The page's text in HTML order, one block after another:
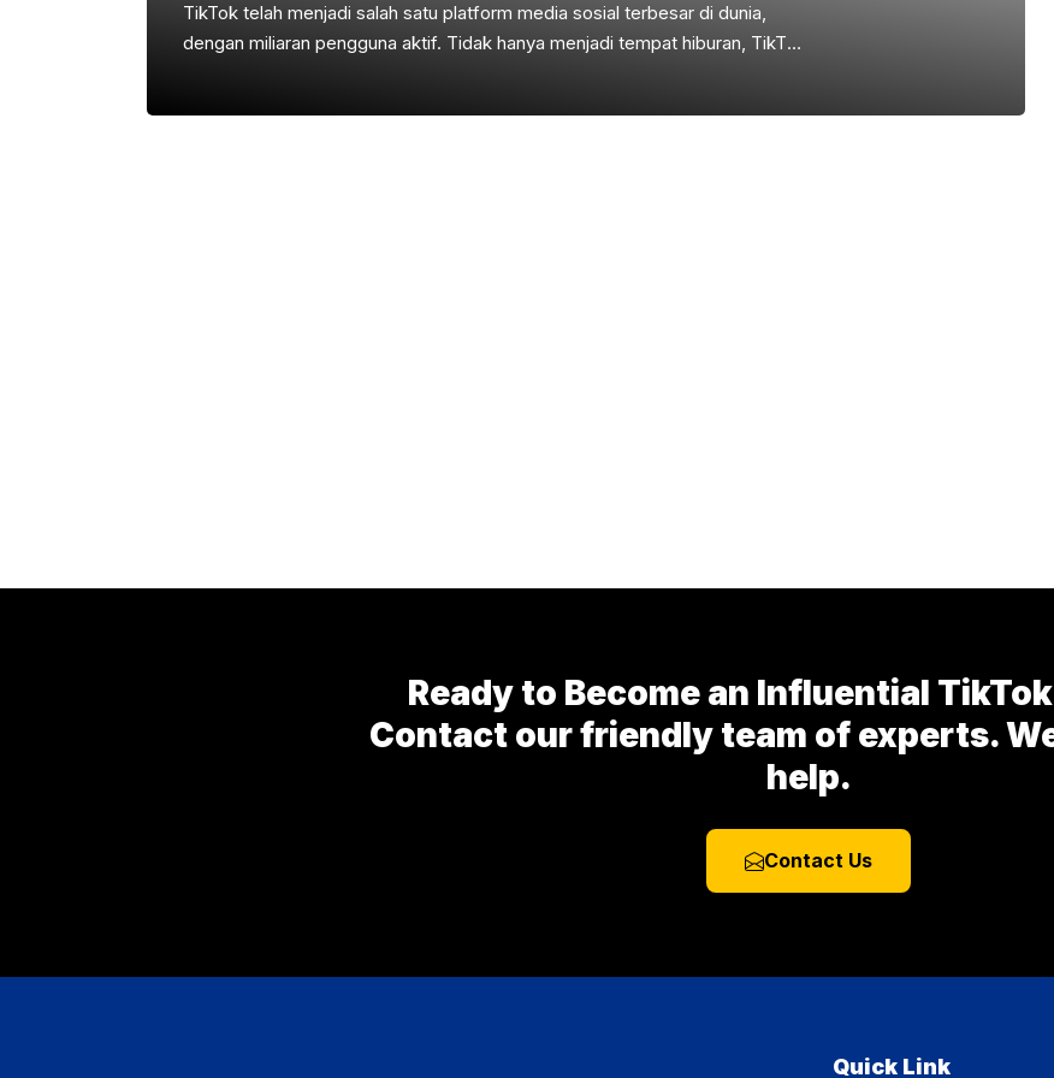
TikTok telah menjadi salah satu platform media sosial terbesar di dunia,
dengan miliaran pengguna aktif. Tidak hanya menjadi tempat hiburan, TikTok
Ready to Become an Influential
Contact our friendly team of experts.
help.
Contact Us
Quick Link